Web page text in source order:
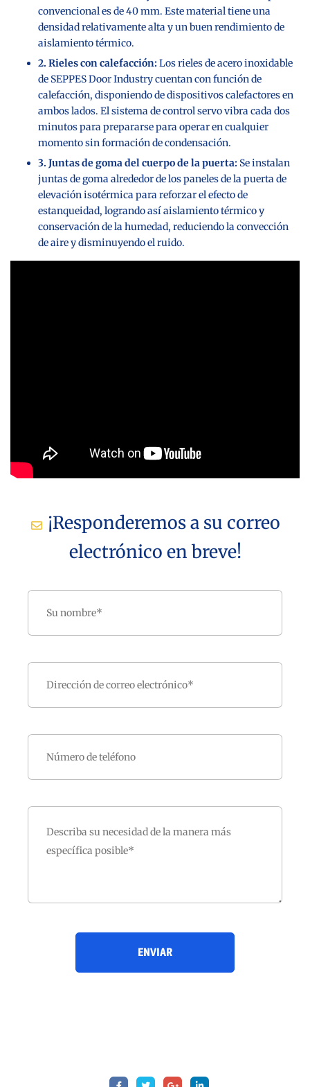
convencional es de 40 mm. Este material tiene una
densidad relativamente alta y un buen rendimiento de
aislamiento térmico.
2. Rieles con calefacción:Los rieles de acero inoxidable
de SEPPES Door Industry cuentan con función de
calefacción, disponiendo de dispositivos calefactores en
ambos lados. El sistema de control servo vibra cada dos
minutos para prepararse para operar en cualquier
momento sin formación de condensación.
3. Juntas de goma del cuerpo de la puerta: Se instalan
juntas de goma alrededor de los paneles de la puerta de
elevación isotérmica para reforzar el efecto de
estanqueidad, logrando así aislamiento térmico y
conservación de la humedad, reduciendo la convección
de aire y disminuyendo el ruido.
¡Responderemos a su correo
electrónico en breve!